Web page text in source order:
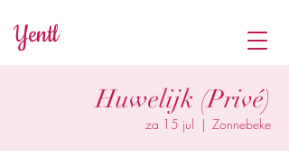
Yentl
Huwelijk (Privé)
za 15 jul
  |
Zonnebeke